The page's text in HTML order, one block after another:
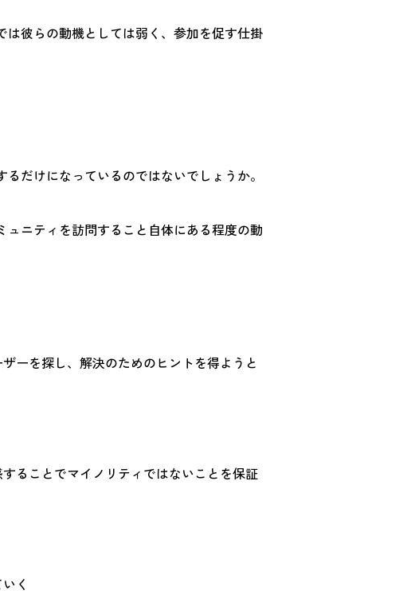
彼らの動機としては弱く、参加を促す仕掛
だけになっているのではないでしょうか。
ニティを訪問すること自体にある程度の動
ーを探し、解決のためのヒントを得ようと
ることでマイノリティではないことを保証
く